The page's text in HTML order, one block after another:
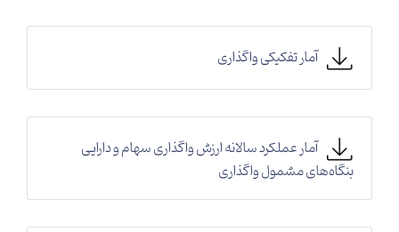
آمار تفکیکی واگذاری
آمار عملکرد سالانه ارزش واگذاری سهام و دارایی
بنگاه‌های مشمول واگذاری